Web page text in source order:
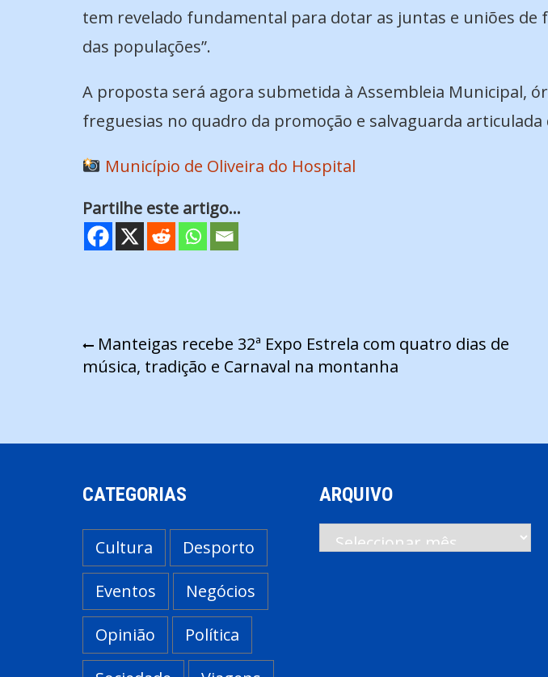
tem revelado fundamental para dotar as juntas e uniões
das populações”.
A proposta será agora submetida à Assembleia Municipal,
freguesias no quadro da promoção e salvaguarda
Município de Oliveira do Hospital
Partilhe este artigo...
Navegação
de
Manteigas recebe 32ª Expo Estrela com quatro dias de
música, tradição e Carnaval na montanha
CATEGORIAS
Cultura
Desporto
Eventos
Negócios
Opinião
Política
ARQUIVO
Arquivo